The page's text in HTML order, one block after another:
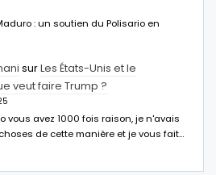
: un soutien du Polisario en
surLes États-Unis et le
veut faire Trump ?
vous avez 1000 fois raison, je n'avais
de cette manière et je vous fait…